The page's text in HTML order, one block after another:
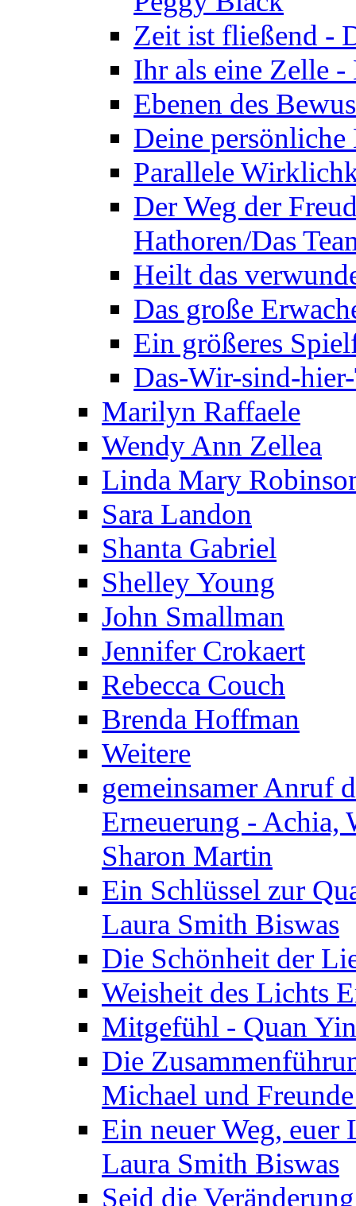
Zeit ist fließend -
Ihr als eine Zelle -
Ebenen des
Deine
Parallele
Der Weg der
Hathoren/Das
Heilt das
Das große
Ein größeres
Das-Wir-sind-
Marilyn Raffaele
Wendy Ann Zellea
Linda Mary
Sara Landon
Shanta Gabriel
Shelley Young
John Smallman
Jennifer Crokaert
Rebecca Couch
Brenda Hoffman
Weitere
gemeinsamer Anruf
Erneuerung - Achia,
Sharon Martin
Ein Schlüssel zur
Laura Smith Biswas
Die Schönheit der
Weisheit des Lichts
Mitgefühl - Quan
Die
Michael und
Ein neuer Weg, euer
Laura Smith Biswas
Seid die